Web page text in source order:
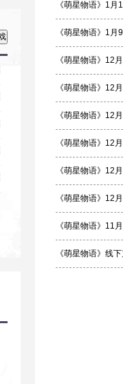
《萌星物语》1
《萌星物语》1
《萌星物语》12
《萌星物语》12
《萌星物语》12
《萌星物语》12
《萌星物语》12
《萌星物语》12
《萌星物语》11
《萌星物语》线